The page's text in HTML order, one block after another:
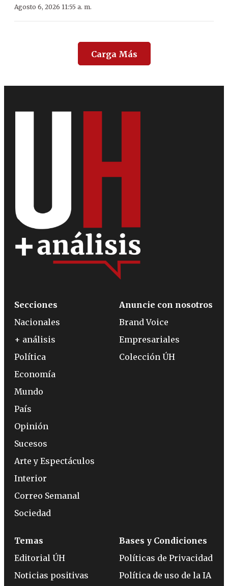
Agosto 6, 2026 11:55 a. m.
Carga Más
Secciones
Nacionales
+ análisis
Política
Economía
Mundo
País
Opinión
Sucesos
Arte y Espectáculos
Interior
Correo Semanal
Sociedad
Anuncie con nosotros
Brand Voice
Empresariales
Colección ÚH
Temas
Editorial ÚH
Noticias positivas
Bases y Condiciones
Políticas de Privacidad
Política de uso de la IA